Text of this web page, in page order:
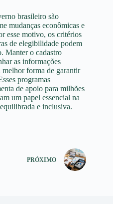
brasileiro são
mudanças econômicas e
esse motivo, os critérios
de elegibilidade podem
Manter o cadastro
as informações
forma de garantir
programas
de apoio para milhões
um papel essencial na
e inclusiva.
PRÓXIMO